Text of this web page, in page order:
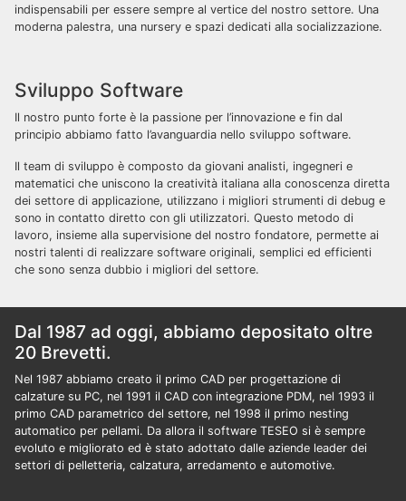
indispensabili per essere sempre al vertice del nostro settore. Una
moderna palestra, una nursery e spazi dedicati alla socializzazione.
Sviluppo Software
Il nostro punto forte è la passione per l’innovazione e fin dal
principio abbiamo fatto l’avanguardia nello sviluppo software.
Il team di sviluppo è composto da giovani analisti, ingegneri e
matematici che uniscono la creatività italiana alla conoscenza diretta
dei settore di applicazione, utilizzano i migliori strumenti di debug e
sono in contatto diretto con gli utilizzatori. Questo metodo di
lavoro, insieme alla supervisione del nostro fondatore, permette ai
nostri talenti di realizzare software originali, semplici ed efficienti
che sono senza dubbio i migliori del settore.
Dal 1987 ad oggi, abbiamo depositato oltre
20 Brevetti.
Nel 1987 abbiamo creato il primo CAD per progettazione di
calzature su PC, nel 1991 il CAD con integrazione PDM, nel 1993 il
primo CAD parametrico del settore, nel 1998 il primo nesting
automatico per pellami. Da allora il software TESEO si è sempre
evoluto e migliorato ed è stato adottato dalle aziende leader dei
settori di pelletteria, calzatura, arredamento e automotive.